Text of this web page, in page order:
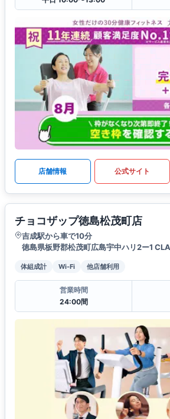
店舗情報 公式サイト
チョコザップ徳島松茂町店
吉成駅から車で10分
徳島県板野郡松茂町広島宇中ハリ2ー1
体組成計 Wi-Fi 他店舗利用
営業時間
24:00間